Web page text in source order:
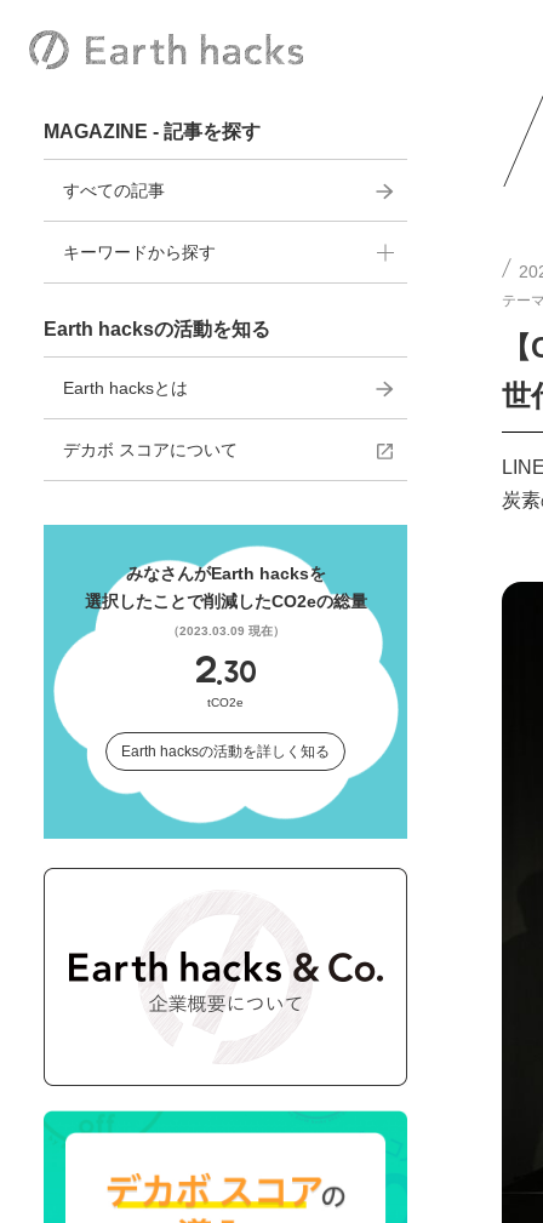
MAGAZINE - 記事を探す
すべての記事
キーワードから探す
Earth hacksの活動を知る
Earth hacksとは
デカボ スコアについて
みなさんがEarth hacksを
選択したことで削減したCO2eの総量
（2023.03.09 現在）
2.30
tCO2e
Earth hacksの活動を詳しく知る
テー
世
炭